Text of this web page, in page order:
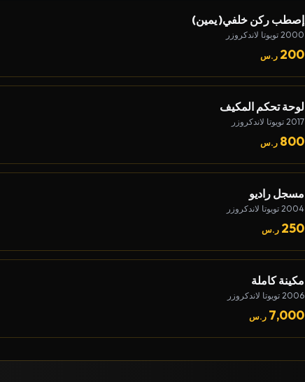
إصطب ركن خلفي( يمين)
2000 تويوتا لاندكروزر
200 ر.س
لوحة تحكم المكيف
2017 تويوتا لاندكروزر
800 ر.س
مسجل راديو
2004 تويوتا لاندكروزر
250 ر.س
مكينة كاملة
2006 تويوتا لاندكروزر
7,000 ر.س